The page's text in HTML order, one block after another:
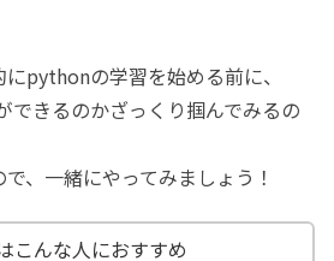
pythonの学習を始める前に、
きるのかざっくり掴んでみるの
、一緒にやってみましょう！
こんな人におすすめ